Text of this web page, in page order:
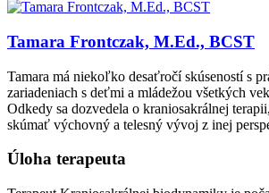
Tamara Frontczak, M.Ed., BCST
Tamara má niekoľko desaťročí skúseností s
zariadeniach s deťmi a mládežou všetkých
Odkedy sa dozvedela o kraniosakrálnej
skúmať výchovný a telesný vývoj z inej
Úloha terapeuta